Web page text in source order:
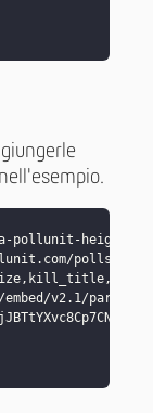
pollunit-
polls/
v2.1/